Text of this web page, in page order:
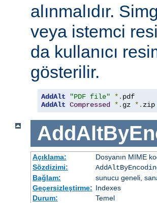
alınmalıdır.
veya istemci
da kullanıcı
gösterilir.
AddAlt "PDF file" *.
AddAlt Compressed *. gz *. zip
Açıklama:
Dosyanın MIME
Sözdizimi:
Bağlam:
sunucu geneli,
Geçersizleştirme: Indexes
Durum:
Temel